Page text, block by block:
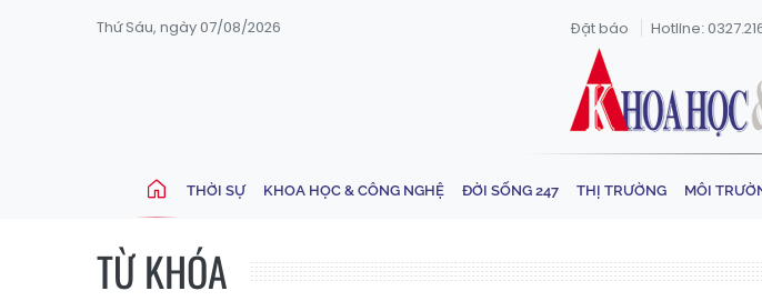
Thứ Sáu, ngày 07/08/2026 Đặt báo Hotline:
THỜI SỰ KHOA HỌC & CÔNG NGHỆ ĐỜI SỐNG 247 THỊ TRƯỜNG MÔI
TỪ KHÓA